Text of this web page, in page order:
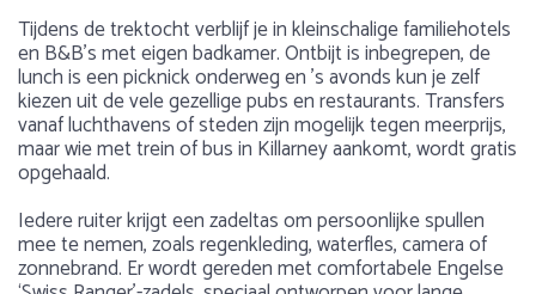
Tijdens de trektocht verblijf je in kleinschalige familiehotels
en B&B’s met eigen badkamer. Ontbijt is inbegrepen, de
lunch is een picknick onderweg en ’s avonds kun je zelf
kiezen uit de vele gezellige pubs en restaurants. Transfers
vanaf luchthavens of steden zijn mogelijk tegen meerprijs,
maar wie met trein of bus in Killarney aankomt, wordt gratis
opgehaald.
Iedere ruiter krijgt een zadeltas om persoonlijke spullen
mee te nemen, zoals regenkleding, waterfles, camera of
zonnebrand. Er wordt gereden met comfortabele Engelse